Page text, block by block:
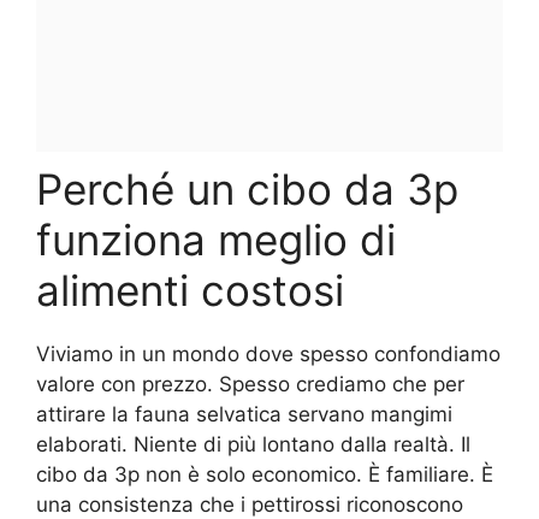
Perché un cibo da 3p
funziona meglio di
alimenti costosi
Viviamo in un mondo dove spesso confondiamo
valore con prezzo. Spesso crediamo che per
attirare la fauna selvatica servano mangimi
elaborati. Niente di più lontano dalla realtà. Il
cibo da 3p non è solo economico. È familiare. È
una consistenza che i pettirossi riconoscono